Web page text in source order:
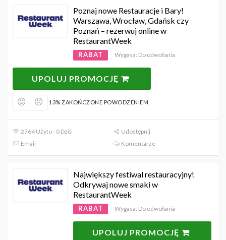
Poznaj nowe Restauracje i Bary!
Warszawa, Wrocław, Gdańsk czy
Poznań – rezerwuj online w
RestaurantWeek
RABAT Wygasa: Do odwołania
UPOLUJ PROMOCJĘ
13% ZAKOŃCZONE POWODZENIEM
2764 Użyto - 0 Dziś
Udostępnij
Email
Komentarze
Największy festiwal restauracyjny!
Odkrywaj nowe smaki w
RestaurantWeek
RABAT Wygasa: Do odwołania
UPOLUJ PROMOCJĘ